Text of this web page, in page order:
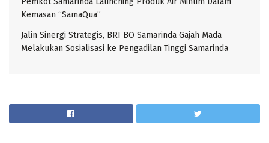
Kemasan “SamaQua”
Jalin Sinergi Strategis, BRI BO Samarinda Gajah Mada
Melakukan Sosialisasi ke Pengadilan Tinggi Samarinda